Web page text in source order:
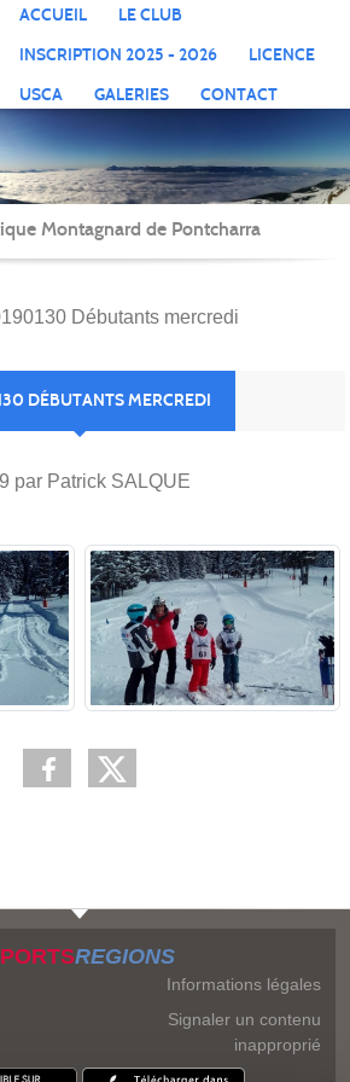
ACCUEIL
LE CLUB
INSCRIPTION 2025 - 2026
LICENCE
USCA
GALERIES CONTACT
Montagnard de Pontcharra
Débutants mercredi
DÉBUTANTS MERCREDI
par Patrick SALQUE
REGIONS
Informations légales
Signaler un contenu
inapproprié
cookies